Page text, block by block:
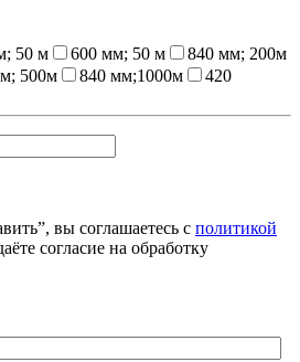
50 м 600 мм; 50 м
840 мм; 200м
500м 840 мм;1000м
420
вы соглашаетесь с политикой
согласие на обработку